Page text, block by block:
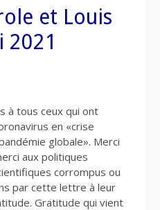
et Louis
2021
à tous ceux qui ont
en «crise
globale». Merci
aux politiques
corrompus ou
par cette lettre à leur
Gratitude qui vient